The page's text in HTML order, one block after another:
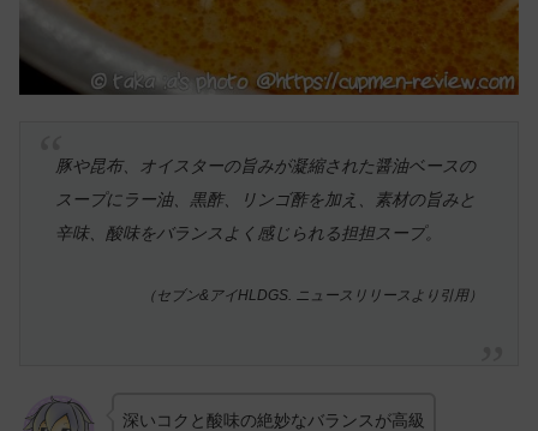
豚や昆布、オイスターの旨みが凝縮された醤油ベースの
スープにラー油、黒酢、リンゴ酢を加え、素材の旨みと
辛味、酸味をバランスよく感じられる担担スープ。
（セブン&アイHLDGS. ニュースリリースより引用）
深いコクと酸味の絶妙なバランスが高級